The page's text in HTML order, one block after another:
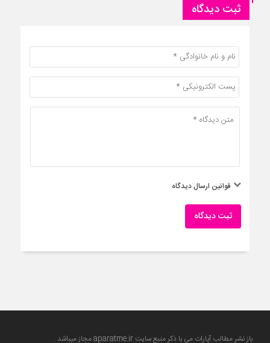
ثبت دیدگاه
قوانین ارسال دیدگاه
ثبت دیدگاه
باز نشر مطالب آپارات می با ذکر منبع سایت aparatme.irمجاز میباشد .